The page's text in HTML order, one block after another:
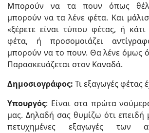
Μπορούν να τα πουν όπως
μπορούν να τα λένε φέτα. Και
«ξέρετε είναι τύπου φέτας, ή
φέτα, ή προσομοιάζει
μπορούν να το πουν. Θα λένε όμως
Παρασκευάζεται στον Καναδά.
Δημοσιογράφος: Τι εξαγωγές φέτας
Υπουργός: Είναι στα πρώτα
μας. Δηλαδή σας θυμίζω ότι επειδή
πετυχημένες εξαγωγές των